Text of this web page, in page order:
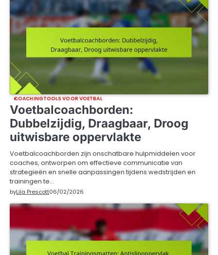
COACHINGTOOLS VOOR VOETBAL
Voetbalcoachborden:
Dubbelzijdig, Draagbaar, Droog
uitwisbare oppervlakte
Voetbalcoachborden zijn onschatbare hulpmiddelen voor
coaches, ontworpen om effectieve communicatie van
strategieën en snelle aanpassingen tijdens wedstrijden en
trainingen te…
byLila Prescott06/02/2026